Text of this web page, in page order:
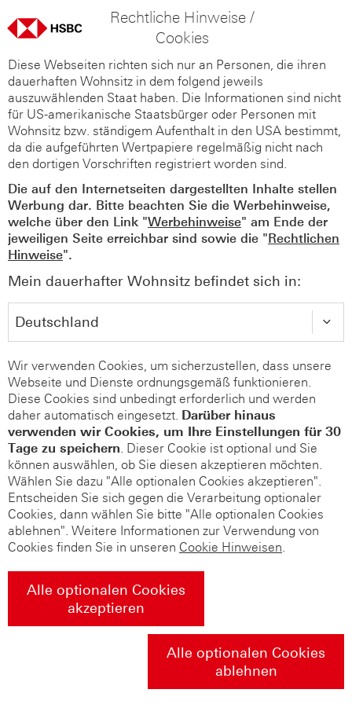
Rechtliche Hinweise /
Cookies
Diese Webseiten richten sich nur an Personen, die ihren
dauerhaften Wohnsitz in dem folgend jeweils
auszuwählenden Staat haben. Die Informationen sind nicht
für US-amerikanische Staatsbürger oder Personen mit
Wohnsitz bzw. ständigem Aufenthalt in den USA bestimmt,
da die aufgeführten Wertpapiere regelmäßig nicht nach
den dortigen Vorschriften registriert worden sind.
Die auf den Internetseiten dargestellten Inhalte stellen
Werbung dar. Bitte beachten Sie die Werbehinweise,
welche über den Link "Werbehinweise" am Ende der
jeweiligen Seite erreichbar sind sowie die "Rechtlichen
Hinweise".
Mein dauerhafter Wohnsitz befindet sich in:
Wir verwenden Cookies, um sicherzustellen, dass unsere
Webseite und Dienste ordnungsgemäß funktionieren.
Diese Cookies sind unbedingt erforderlich und werden
daher automatisch eingesetzt. Darüber hinaus
verwenden wir Cookies, um Ihre Einstellungen für 30
Tage zu speichern. Dieser Cookie ist optional und Sie
können auswählen, ob Sie diesen akzeptieren möchten.
Wählen Sie dazu "Alle optionalen Cookies akzeptieren".
Entscheiden Sie sich gegen die Verarbeitung optionaler
Cookies, dann wählen Sie bitte "Alle optionalen Cookies
ablehnen". Weitere Informationen zur Verwendung von
Cookies finden Sie in unseren Cookie Hinweisen.
Alle optionalen Cookies
akzeptieren
Alle optionalen Cookies
ablehnen